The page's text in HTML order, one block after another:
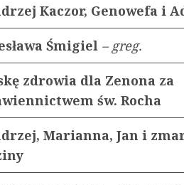
Kaczor, Genowefa i
Śmigiel – greg.
zdrowia dla Zenona za
św. Rocha
Marianna, Jan i